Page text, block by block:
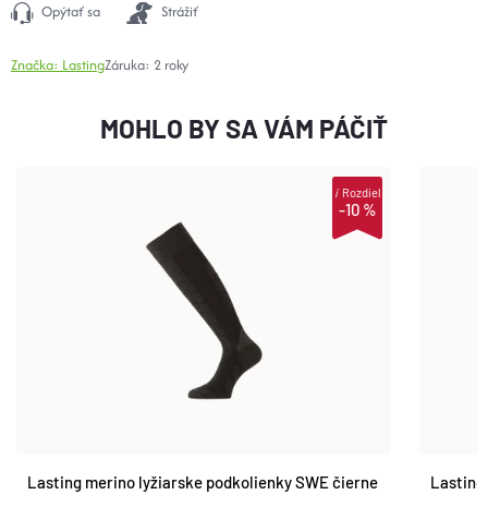
Opýtať sa Strážiť
Značka: LastingZáruka: 2 roky
MOHLO BY SA VÁM PÁČIŤ
-10 %
iRozdiel
Lasting merino lyžiarske podkolienky SWE čierne Lasting